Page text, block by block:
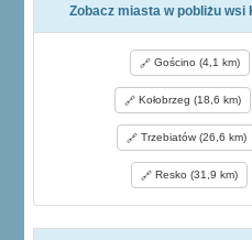
Zobacz miasta w pobliżu wsi
Gościno (4,1 km)
Kołobrzeg (18,6 km)
Trzebiatów (26,6 km)
Resko (31,9 km)